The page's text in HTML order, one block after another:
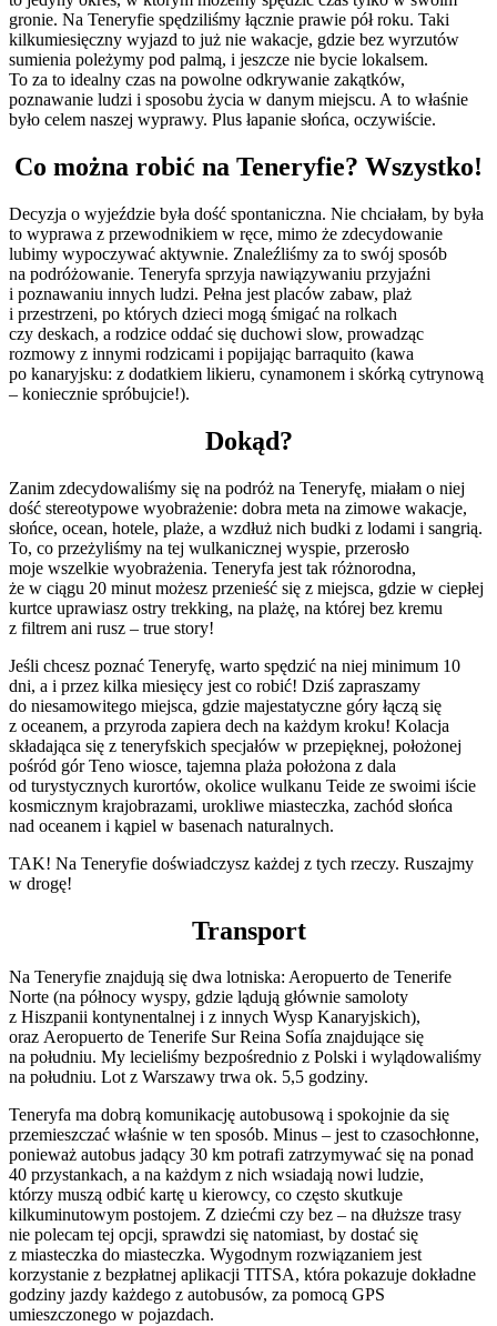
gronie. Na Teneryfie spędziliśmy łącznie prawie pół roku. Taki
kilkumiesięczny wyjazd to już nie wakacje, gdzie bez wyrzutów
sumienia poleżymy pod palmą, i jeszcze nie bycie lokalsem.
To za to idealny czas na powolne odkrywanie zakątków,
poznawanie ludzi i sposobu życia w danym miejscu. A to właśnie
było celem naszej wyprawy. Plus łapanie słońca, oczywiście.
Co można robić na Teneryfie? Wszystko!
Decyzja o wyjeździe była dość spontaniczna. Nie chciałam, by była
to wyprawa z przewodnikiem w ręce, mimo że zdecydowanie
lubimy wypoczywać aktywnie. Znaleźliśmy za to swój sposób
na podróżowanie. Teneryfa sprzyja nawiązywaniu przyjaźni
i poznawaniu innych ludzi. Pełna jest placów zabaw, plaż
i przestrzeni, po których dzieci mogą śmigać na rolkach
czy deskach, a rodzice oddać się duchowi slow, prowadząc
rozmowy z innymi rodzicami i popijając barraquito (kawa
po kanaryjsku: z dodatkiem likieru, cynamonem i skórką cytrynową
– koniecznie spróbujcie!).
Dokąd?
Zanim zdecydowaliśmy się na podróż na Teneryfę, miałam o niej
dość stereotypowe wyobrażenie: dobra meta na zimowe wakacje,
słońce, ocean, hotele, plaże, a wzdłuż nich budki z lodami i sangrią.
To, co przeżyliśmy na tej wulkanicznej wyspie, przerosło
moje wszelkie wyobrażenia. Teneryfa jest tak różnorodna,
że w ciągu 20 minut możesz przenieść się z miejsca, gdzie w ciepłej
kurtce uprawiasz ostry trekking, na plażę, na której bez kremu
z filtrem ani rusz – true story!
Jeśli chcesz poznać Teneryfę, warto spędzić na niej minimum 10
dni, a i przez kilka miesięcy jest co robić! Dziś zapraszamy
do niesamowitego miejsca, gdzie majestatyczne góry łączą się
z oceanem, a przyroda zapiera dech na każdym kroku! Kolacja
składająca się z teneryfskich specjałów w przepięknej, położonej
pośród gór Teno wiosce, tajemna plaża położona z dala
od turystycznych kurortów, okolice wulkanu Teide ze swoimi iście
kosmicznym krajobrazami, urokliwe miasteczka, zachód słońca
nad oceanem i kąpiel w basenach naturalnych.
TAK! Na Teneryfie doświadczysz każdej z tych rzeczy. Ruszajmy
w drogę!
Transport
Na Teneryfie znajdują się dwa lotniska: Aeropuerto de Tenerife
Norte (na północy wyspy, gdzie lądują głównie samoloty
z Hiszpanii kontynentalnej i z innych Wysp Kanaryjskich),
oraz Aeropuerto de Tenerife Sur Reina Sofía znajdujące się
na południu. My lecieliśmy bezpośrednio z Polski i wylądowaliśmy
na południu. Lot z Warszawy trwa ok. 5,5 godziny.
Teneryfa ma dobrą komunikację autobusową i spokojnie da się
przemieszczać właśnie w ten sposób. Minus – jest to czasochłonne,
ponieważ autobus jadący 30 km potrafi zatrzymywać się na ponad
40 przystankach, a na każdym z nich wsiadają nowi ludzie,
którzy muszą odbić kartę u kierowcy, co często skutkuje
kilkuminutowym postojem. Z dziećmi czy bez – na dłuższe trasy
nie polecam tej opcji, sprawdzi się natomiast, by dostać się
z miasteczka do miasteczka. Wygodnym rozwiązaniem jest
korzystanie z bezpłatnej aplikacji TITSA, która pokazuje dokładne
godziny jazdy każdego z autobusów, za pomocą GPS
umieszczonego w pojazdach.